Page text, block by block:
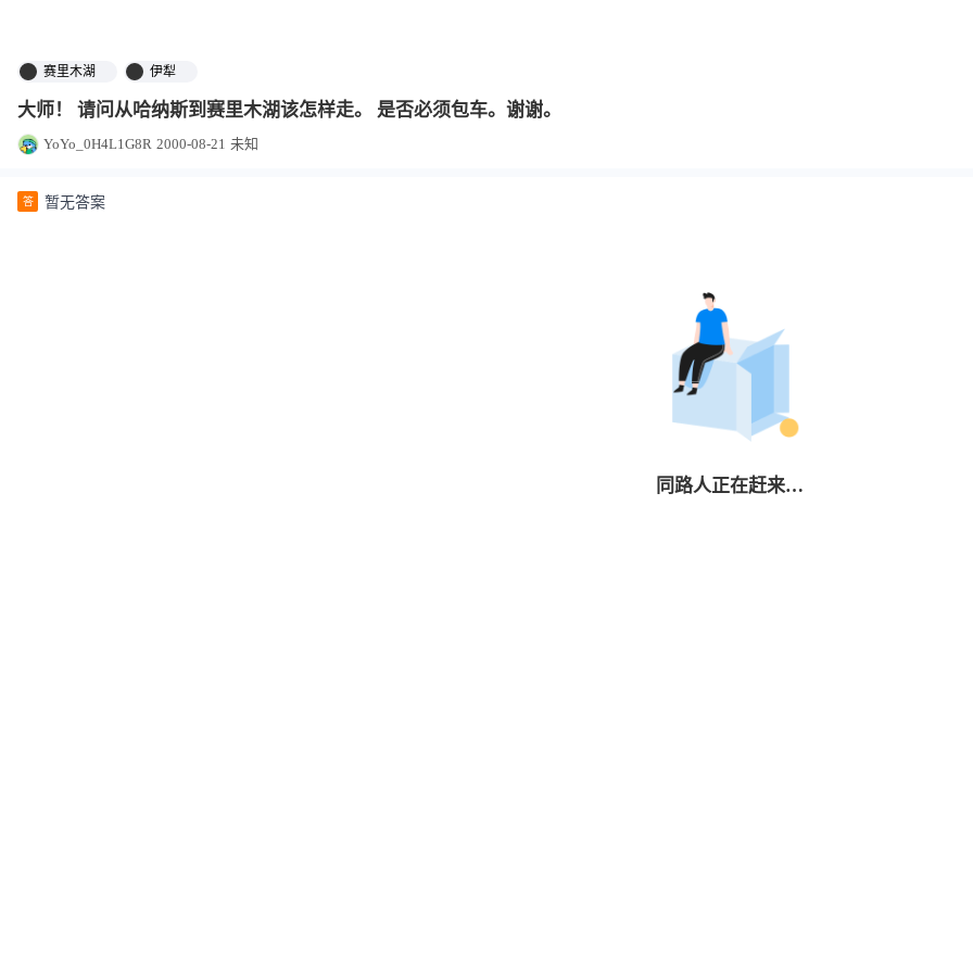
赛里木湖 伊犁
大师！ 请问从哈纳斯到赛里木湖该怎样走。 是否必须包车。谢谢。
YoYo_0H4L1G8R 2000-08-21 未知
答 暂无答案
同路人正在赶来…